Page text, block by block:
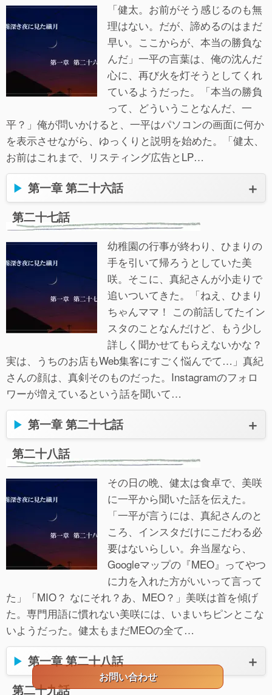
「健太。お前がそう感じるのも無
理はない。だが、諦めるのはまだ
早い。ここからが、本当の勝負な
んだ」一平の言葉は、俺の沈んだ
心に、再び火を灯そうとしてくれ
ているようだった。「本当の勝負
って、どういうことなんだ、一
平？」俺が問いかけると、一平はパソコンの画面に何か
を表示させながら、ゆっくりと説明を始めた。「健太、
お前はこれまで、リスティング広告とLP…
第一章 第二十六話
第二十七話
幼稚園の行事が終わり、ひまりの
手を引いて帰ろうとしていた美
咲。そこに、真紀さんが小走りで
追いついてきた。「ねえ、ひまり
ちゃんママ！ この前話してたイン
スタのことなんだけど、もう少し
詳しく聞かせてもらえないかな？
実は、うちのお店もWeb集客にすごく悩んでて…」真紀
さんの顔は、真剣そのものだった。Instagramのフォロ
ワーが増えているという話を聞いて…
第一章 第二十七話
第二十八話
その日の晩、健太は食卓で、美咲
に一平から聞いた話を伝えた。
「一平が言うには、真紀さんのと
ころ、インスタだけにこだわる必
要はないらしい。弁当屋なら、
Googleマップの『MEO』ってやつ
に力を入れた方がいいって言って
た」「MIO？ なにそれ？あ、MEO？」美咲は首を傾げ
た。専門用語に慣れない美咲には、いまいちピンとこな
いようだった。健太もまだMEOの全て…
第一章 第二十八話
第二十九話
お問い合わせ